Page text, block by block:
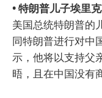
• 特朗普儿子埃里
美国总统特朗普的
同特朗普进行对中
示，他将以支持父
晤，且在中国没有